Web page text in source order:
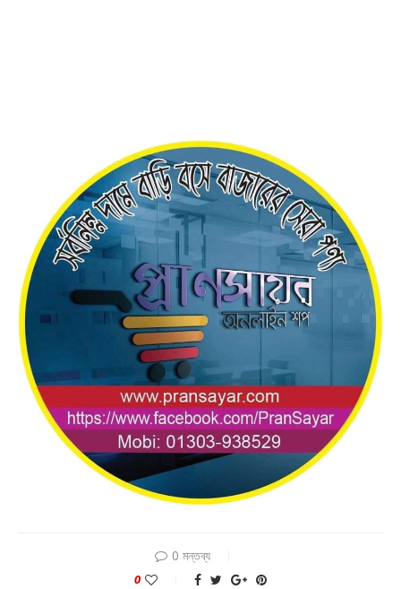
0 মন্তব্য
0